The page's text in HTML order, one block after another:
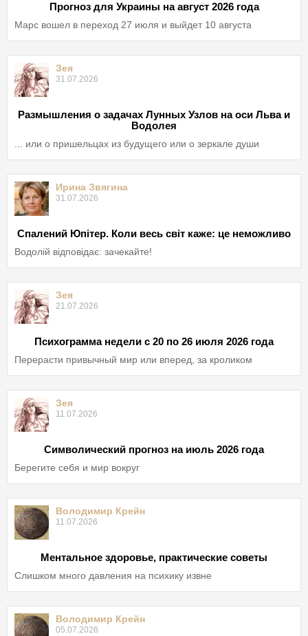
Прогноз для Украины на август 2026 года
Марс вошел в переход 27 июля и выйдет 10 августа
Зея
31.07.2026
Размышления о задачах Лунных Узлов на оси Льва и
Водолея
... или о пришельцах из будущего или о зеркале души
Ирина Звягина
31.07.2026
Спалений Юпітер. Коли весь світ каже: це неможливо
Водолій відповідає: зачекайте!
Зея
21.07.2026
Психограмма недели с 20 по 26 июля 2026 года
Перерасти привычный мир или вперед, за кроликом
Зея
11.07.2026
Символический прогноз на июль 2026 года
Берегите себя и мир вокруг
Володимир Крейн
11.07.2026
Ментальное здоровье, практические советы
Слишком много давления на психику извне
Володимир Крейн
05.07.2026